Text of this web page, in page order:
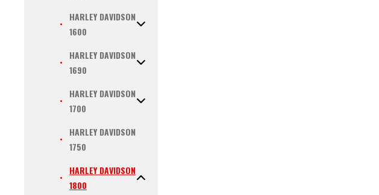
HARLEY DAVIDSON
1600
HARLEY DAVIDSON
1690
HARLEY DAVIDSON
1700
HARLEY DAVIDSON
1750
HARLEY DAVIDSON
1800